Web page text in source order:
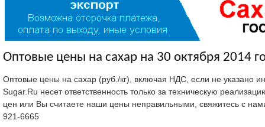
Оптовые цены на сахар на 30 октября 2014
Оптовые цены на сахар (руб./кг), включая НДС, если не указано
Sugar.Ru несет ответственность только за техническую
цен или Вы считаете наши цены неправильными, свяжитесь с
921-6665